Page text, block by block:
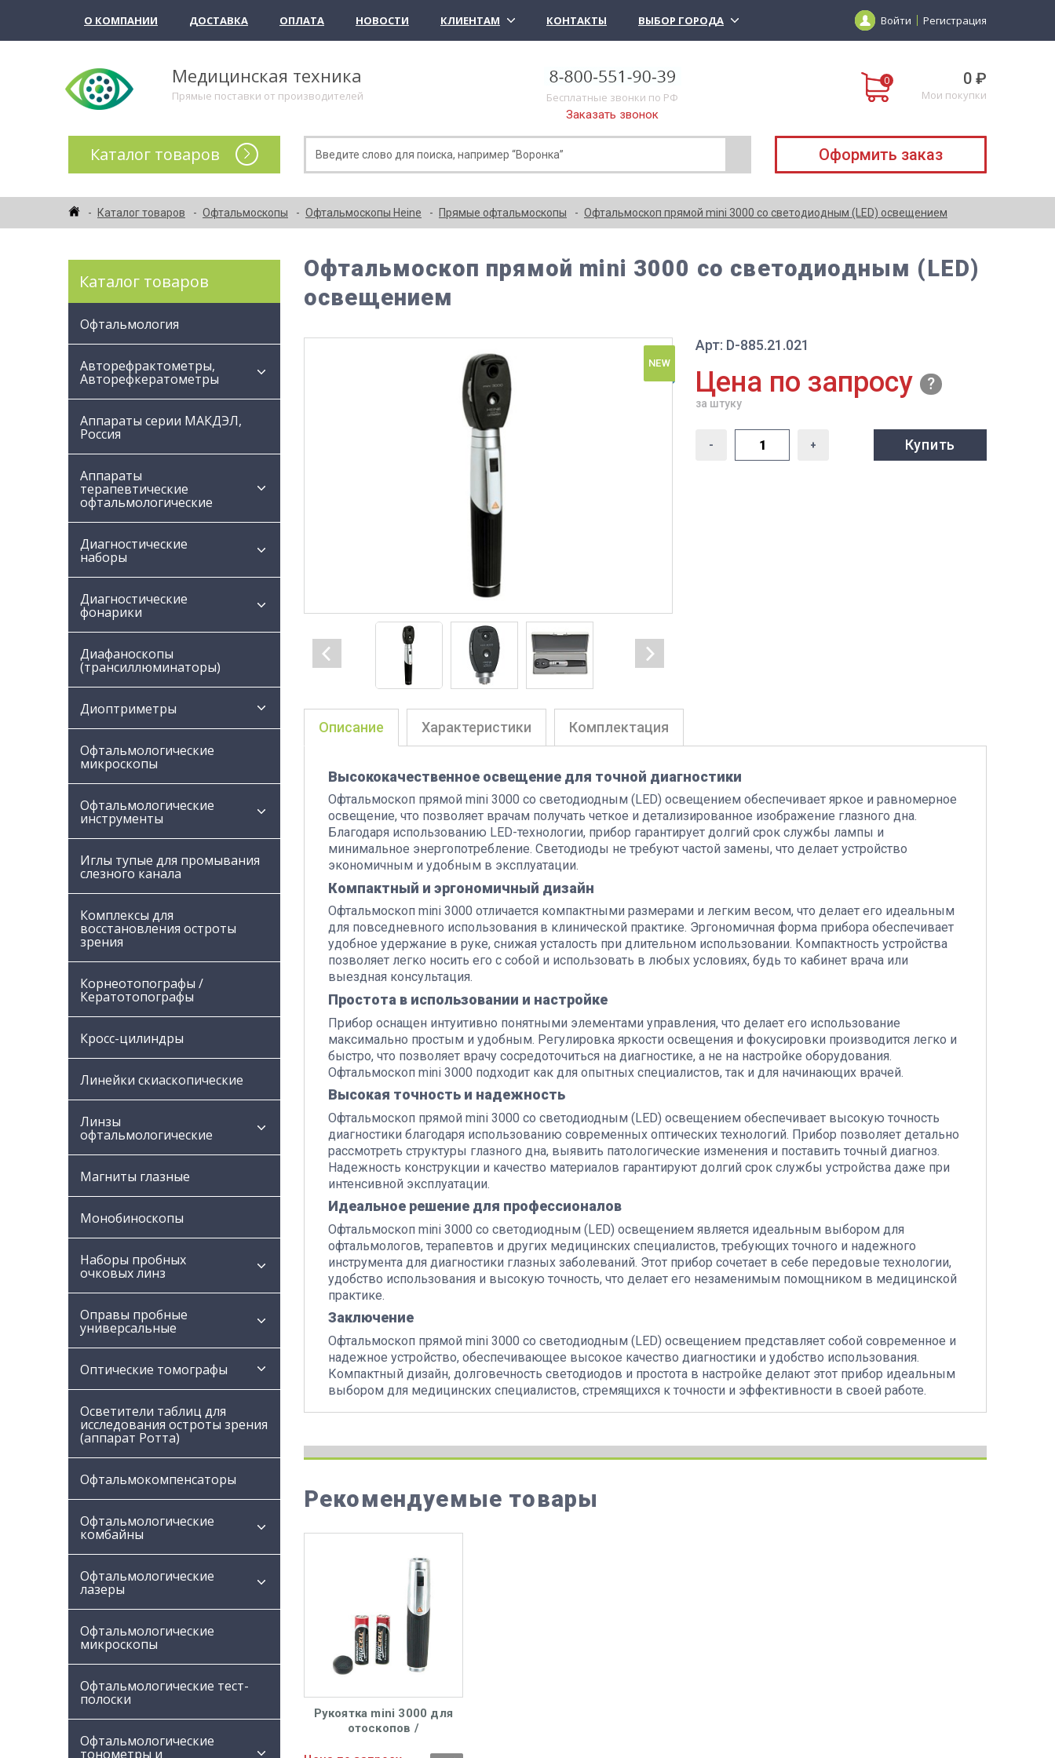
О КОМПАНИИ ДОСТАВКА ОПЛАТА НОВОСТИ КЛИЕНТАМ КОНТАКТЫ ВЫБОР ГОРОДА Войти Регистрация
Медицинская техника
Прямые поставки от производителей
Бесплатные звонки по РФ
Заказать звонок
0 ₽
Мои покупки
Каталог товаров Оформить заказ
Каталог товаров Офтальмоскопы Офтальмоскопы Heine Прямые офтальмоскопы Офтальмоскоп прямой mini 3000 со светодиодным (LED) освещением
Каталог товаров
Офтальмология
Авторефрактометры,
Авторефкератометры
Аппараты серии МАКДЭЛ,
Россия
Аппараты
терапевтические
офтальмологические
Диагностические
наборы
Диагностические
фонарики
Диафаноскопы
(трансиллюминаторы)
Диоптриметры
Офтальмологические
микроскопы
Офтальмологические
инструменты
Иглы тупые для промывания
слезного канала
Комплексы для
восстановления остроты
зрения
Корнеотопографы /
Кератотопографы
Кросс-цилиндры
Линейки скиаскопические
Линзы
офтальмологические
Магниты глазные
Монобиноскопы
Наборы пробных
очковых линз
Оправы пробные
универсальные
Оптические томографы
Осветители таблиц для
исследования остроты зрения
(аппарат Ротта)
Офтальмокомпенсаторы
Офтальмологические
комбайны
Офтальмологические
лазеры
Офтальмологические
микроскопы
Офтальмологические тест-
полоски
Офтальмологические
тонометры и
Офтальмоскоп прямой mini 3000 со светодиодным (LED)
освещением
NEW
Арт: D-885.21.021
Цена по запросу
за штуку
- + Купить
Описание
Высококачественное освещение для точной диагностики
Офтальмоскоп прямой mini 3000 со светодиодным (LED) освещением обеспечивает яркое и равномерное
освещение, что позволяет врачам получать четкое и детализированное изображение глазного дна.
Благодаря использованию LED-технологии, прибор гарантирует долгий срок службы лампы и
минимальное энергопотребление. Светодиоды не требуют частой замены, что делает устройство
экономичным и удобным в эксплуатации.
Компактный и эргономичный дизайн
Офтальмоскоп mini 3000 отличается компактными размерами и легким весом, что делает его идеальным
для повседневного использования в клинической практике. Эргономичная форма прибора обеспечивает
удобное удержание в руке, снижая усталость при длительном использовании. Компактность устройства
позволяет легко носить его с собой и использовать в любых условиях, будь то кабинет врача или
выездная консультация.
Простота в использовании и настройке
Прибор оснащен интуитивно понятными элементами управления, что делает его использование
максимально простым и удобным. Регулировка яркости освещения и фокусировки производится легко и
быстро, что позволяет врачу сосредоточиться на диагностике, а не на настройке оборудования.
Офтальмоскоп mini 3000 подходит как для опытных специалистов, так и для начинающих врачей.
Высокая точность и надежность
Офтальмоскоп прямой mini 3000 со светодиодным (LED) освещением обеспечивает высокую точность
диагностики благодаря использованию современных оптических технологий. Прибор позволяет детально
рассмотреть структуры глазного дна, выявить патологические изменения и поставить точный диагноз.
Надежность конструкции и качество материалов гарантируют долгий срок службы устройства даже при
интенсивной эксплуатации.
Идеальное решение для профессионалов
Офтальмоскоп mini 3000 со светодиодным (LED) освещением является идеальным выбором для
офтальмологов, терапевтов и других медицинских специалистов, требующих точного и надежного
инструмента для диагностики глазных заболеваний. Этот прибор сочетает в себе передовые технологии,
удобство использования и высокую точность, что делает его незаменимым помощником в медицинской
практике.
Заключение
Офтальмоскоп прямой mini 3000 со светодиодным (LED) освещением представляет собой современное и
надежное устройство, обеспечивающее высокое качество диагностики и удобство использования.
Компактный дизайн, долговечность светодиодов и простота в настройке делают этот прибор идеальным
выбором для медицинских специалистов, стремящихся к точности и эффективности в своей работе.
Характеристики Комплектация
Рекомендуемые товары
Рукоятка mini 3000 для
отоскопов /